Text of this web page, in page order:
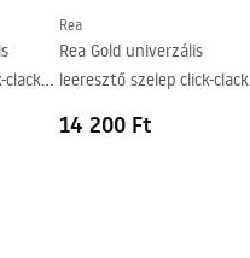
Nem
clack
Rea
Rea Gold univerzális
leeresztő szelep click-clack
14 200 Ft